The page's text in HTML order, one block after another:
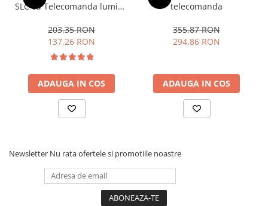
SLC cu Telecomanda lumina
reglabila 72W
203,35 RON
137,26 RON
ADAUGA IN COS
telecomanda
355,87 RON
294,86 RON
ADAUGA IN COS
Newsletter Nu rata ofertele si promotiile noastre